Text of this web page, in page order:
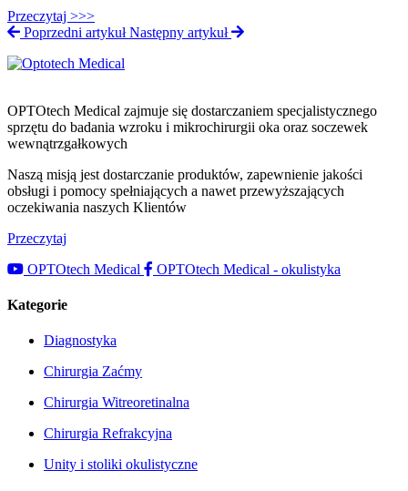
Przeczytaj >>>
Poprzedni artykułNastępny artykuł
OPTOtech Medical zajmuje się dostarczaniem specjalistycznego
sprzętu do badania wzroku i mikrochirurgii oka oraz soczewek
wewnątrzgałkowych
Naszą misją jest dostarczanie produktów, zapewnienie jakości
obsługi i pomocy spełniających a nawet przewyższających
oczekiwania naszych Klientów
Przeczytaj
OPTOtech Medical
OPTOtech Medical - okulistyka
Kategorie
Diagnostyka
Chirurgia Zaćmy
Chirurgia Witreoretinalna
Chirurgia Refrakcyjna
Unity i stoliki okulistyczne